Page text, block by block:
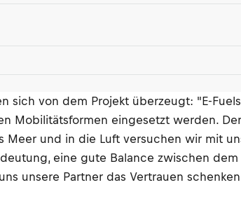
sich von dem Projekt überzeugt: "E-
Mobilitätsformen eingesetzt werden.
und in die Luft versuchen wir mit
eine gute Balance zwischen
unsere Partner das Vertrauen